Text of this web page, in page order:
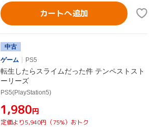
カートへ追加
中古
ゲーム
PS5
転生したらスライムだった件 テンペストスト
ーリーズ
PS5(PlayStation5)
¥1,980円
定価より5,940円（75%）おトク